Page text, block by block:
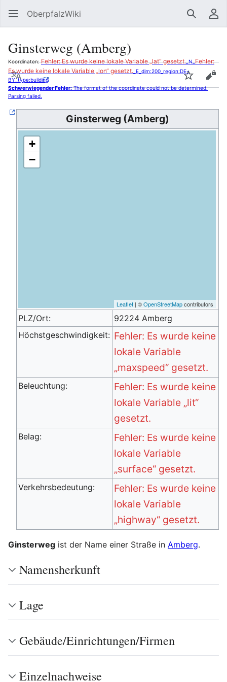
OberpfalzWiki Suchen
Ginsterweg (Amberg)
Sprache
Koordinaten:Fehler: Es wurde keine lokale Variable „lat“ gesetzt._N_Fehler:
Es wurde keine lokale Variable „lon“ gesetzt. _E_dim:200_region:DE-
BY_type:building
Schwerwiegender Fehler:The format of the coordinate could not be determined.
Parsing failed.
Ginsterweg (Amberg)
+
−
Leaflet | ©OpenStreetMapcontributors
PLZ/Ort:
92224 Amberg
Höchstgeschwindigkeit: Fehler: Es wurde keine
lokale Variable
„maxspeed“ gesetzt.
Beleuchtung:
Fehler: Es wurde keine
lokale Variable „lit“
gesetzt.
Belag:
Fehler: Es wurde keine
lokale Variable
„surface“ gesetzt.
Verkehrsbedeutung:
Fehler: Es wurde keine
lokale Variable
„highway“ gesetzt.
Ginsterweg ist der Name einer Straße in Amberg.
Namensherkunft
Lage
Gebäude/Einrichtungen/Firmen
Einzelnachweise